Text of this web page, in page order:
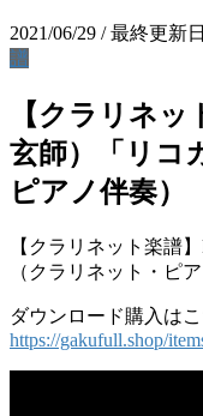
2021/06/29 / 最終更新
譜
【クラリネッ
玄師）「リコ
ピアノ伴奏）
【クラリネット楽譜
（クラリネット・ピア
ダウンロード購入は
https://gakufull.shop/